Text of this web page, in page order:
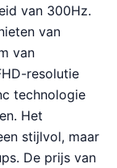
van 300Hz.
van
van
resolutie
technologie
Het
stijlvol, maar
De prijs van